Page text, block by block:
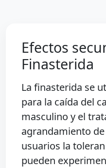
Efectos
Finasterida
La finasterida se
para la caída del
masculino y el
agrandamiento
usuarios la
pueden